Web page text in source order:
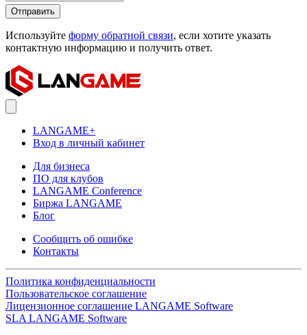
Отправить
Используйте форму обратной связи, если хотите указать
контактную информацию и получить ответ.
LANGAME+
Вход в личный кабинет
Для бизнеса
ПО для клубов
LANGAME Conference
Биржа LANGAME
Блог
Сообщить об ошибке
Контакты
Политика конфиденциальности
Пользовательское соглашение
Лицензионное соглашение LANGAME Software
SLA LANGAME Software